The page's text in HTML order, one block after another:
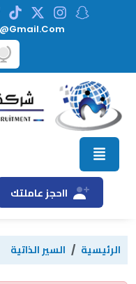
ااحجز عاملتك
الرئيسية السير الذاتية